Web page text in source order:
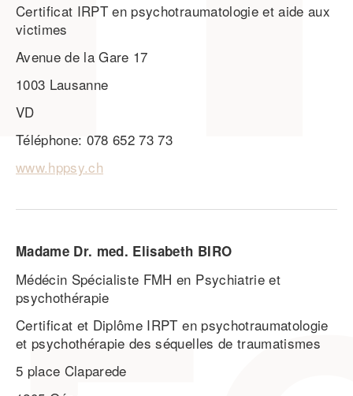
Certificat IRPT en psychotraumatologie et aide aux
victimes
Avenue de la Gare 17
1003 Lausanne
VD
Téléphone: 078 652 73 73
www.hppsy.ch
Madame Dr. med. Elisabeth BIRO
Médécin Spécialiste FMH en Psychiatrie et
psychothérapie
Certificat et Diplôme IRPT en psychotraumatologie
et psychothérapie des séquelles de traumatismes
5 place Claparede